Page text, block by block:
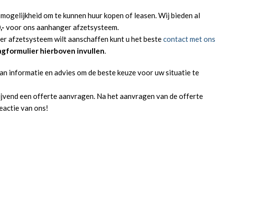
VOEG TOE AAN OFFERTE
om te kunnen huur kopen of leasen. Wij bieden al
voor ons aanhanger afzetsysteem.
afzetsysteem wilt aanschaffen kunt u het bestecontact met ons
hierboven invullen.
informatie en advies om de beste keuze voor uw situatie te
een offerte aanvragen. Na het aanvragen van de offerte
van ons!